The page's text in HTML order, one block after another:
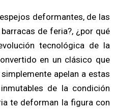
deformantes, de las
de feria?, ¿por qué
tecnológica de la
en un clásico que
apelan a estas
de la condición
te deforman la figura con